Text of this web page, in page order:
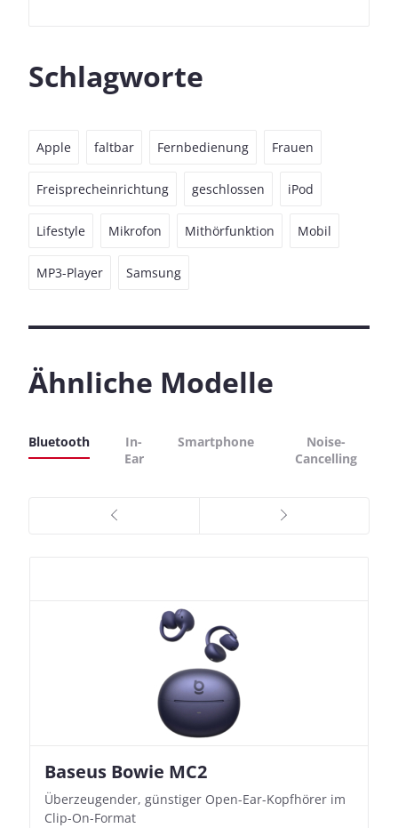
Schlagworte
Apple faltbar Fernbedienung Frauen
Freisprecheinrichtung geschlossen iPod
Lifestyle Mikrofon Mithörfunktion Mobil
MP3-Player Samsung
Ähnliche Modelle
Bluetooth
In-
Ear
Smartphone
Noise-
Cancelling
Baseus Bowie MC2
Überzeugender, günstiger Open-Ear-Kopfhörer im
Clip-On-Format
Nothing Ear (3a)
Bassbetonte True Wireless In-Ears mit cleveren
Aufnahmefunktionen
JBL Live 780NC
Stylischer Over-Ear mit sattem Klang und
beeindruckender Ausdauer
JBL Live 780NC
Stylischer Over-Ear mit sattem Klang und
beeindruckender Ausdauer